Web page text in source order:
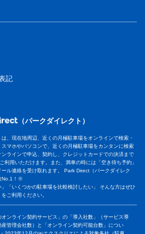
記
（パークダイレクト）
、現在地周辺、近くの月極駐車場をオンラインで検索・
マホやパソコンで、近くの月極駐車場をカンタンに検索
ラインで申込、契約し、クレジットカードでの決済まで
利用いただけます。また、満車の時には「空き待ち予約」
ル連絡を受け取れます。 Park Direct（パークダイレク
No.1！※
」「いくつかの駐車場を比較検討したい」 そんな方はぜひ
ご利用ください。
ンライン契約サービス」の「導入社数」（サービス導
産管理会社数）と「オンライン契約可能台数」につい